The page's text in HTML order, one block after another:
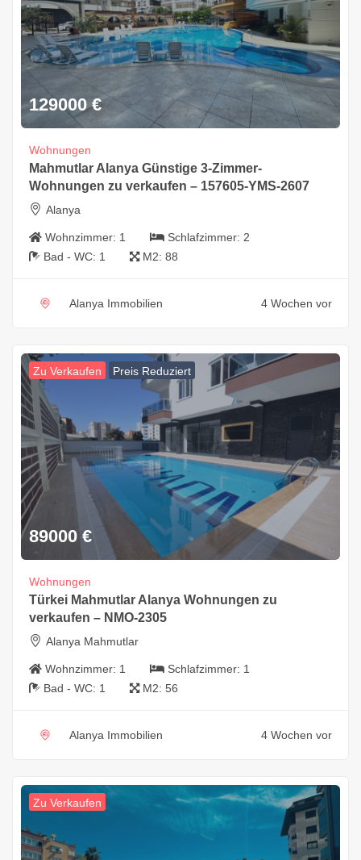
129000 €
Wohnungen
Mahmutlar Alanya Günstige 3-Zimmer-
Wohnungen zu verkaufen – 157605-YMS-2607
Alanya
Wohnzimmer: 1 Schlafzimmer: 2
Bad - WC: 1 M2: 88
Alanya Immobilien 4 Wochen vor
Zu Verkaufen Preis Reduziert
89000 €
Wohnungen
Türkei Mahmutlar Alanya Wohnungen zu
verkaufen – NMO-2305
Alanya Mahmutlar
Wohnzimmer: 1 Schlafzimmer: 1
Bad - WC: 1 M2: 56
Alanya Immobilien 4 Wochen vor
Zu Verkaufen